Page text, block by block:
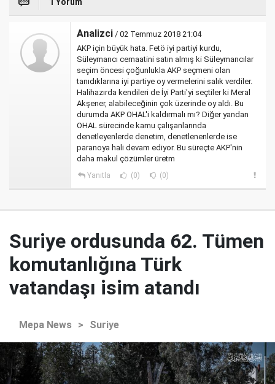
1 Yorum
Analizci / 02 Temmuz 2018 21:04
AKP için büyük hata. Fetö iyi partiyi kurdu,
Süleymancı cemaatini satın almış ki Süleymancılar
seçim öncesi çoğunlukla AKP seçmeni olan
tanıdıklarına iyi partiye oy vermelerini salık verdiler.
Halihazırda kendileri de İyi Parti'yi seçtiler ki Meral
Akşener, alabileceğinin çok üzerinde oy aldı. Bu
durumda AKP OHAL'i kaldırmalı mı? Diğer yandan
OHAL sürecinde kamu çalışanlarında
denetleyenlerde denetim, denetlenenlerde ise
paranoya hali devam ediyor. Bu süreçte AKP'nin
daha makul çözümler üretm
Yanıtla (0) (0)
Suriye ordusunda 62. Tümen
komutanlığına Türk
vatandaşı isim atandı
Mepa News > Suriye